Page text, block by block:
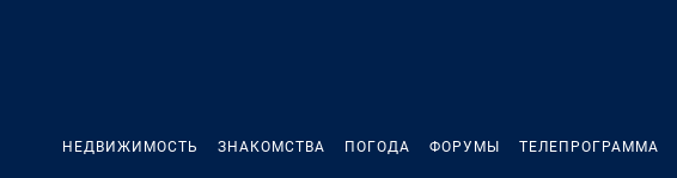
НЕДВИЖИМОСТЬ ЗНАКОМСТВА ПОГОДА ФОРУМЫ ТЕЛЕПРОГРАММА